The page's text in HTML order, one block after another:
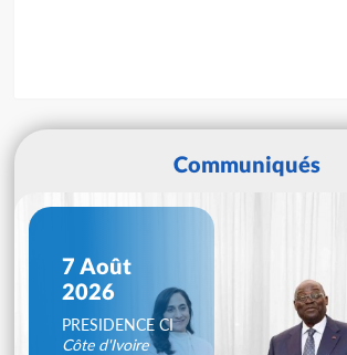
Communiqués
7 Août
2026
PRESIDENCE CI
Côte d'Ivoire